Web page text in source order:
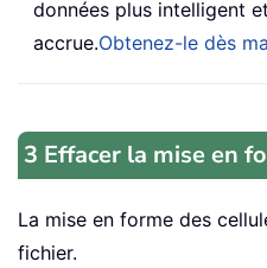
données plus intelligent
accrue.Obtenez-le dès
3 Effacer la mise en
La mise en forme des
fichier.